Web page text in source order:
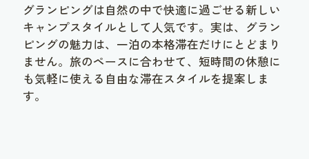
グランピングは自然の中で快適に過ごせる新しい
キャンプスタイルとして人気です。実は、グラン
ピングの魅力は、一泊の本格滞在だけにとどまり
ません。旅のペースに合わせて、短時間の休憩に
も気軽に使える自由な滞在スタイルを提案しま
す。